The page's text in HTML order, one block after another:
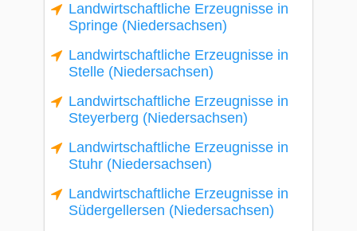
Landwirtschaftliche Erzeugnisse in
Springe (Niedersachsen)
Landwirtschaftliche Erzeugnisse in
Stelle (Niedersachsen)
Landwirtschaftliche Erzeugnisse in
Steyerberg (Niedersachsen)
Landwirtschaftliche Erzeugnisse in
Stuhr (Niedersachsen)
Landwirtschaftliche Erzeugnisse in
Südergellersen (Niedersachsen)